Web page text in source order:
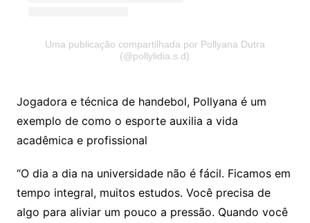
Uma publicação compartilhada por Pollyana Dutra
(@pollylidia.s.d)
Jogadora e técnica de handebol, Pollyana é um
exemplo de como o esporte auxilia a vida
acadêmica e profissional
“O dia a dia na universidade não é fácil. Ficamos em
tempo integral, muitos estudos. Você precisa de
algo para aliviar um pouco a pressão. Quando você